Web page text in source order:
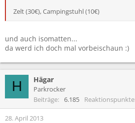
Zelt (30€), Campingstuhl (10€)
und auch isomatten...
da werd ich doch mal vorbeischaun :)
H Hägar
Parkrocker
Beiträge
6.185 Reaktionspunkte
28. April 2013